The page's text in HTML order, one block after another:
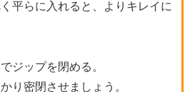
平らに入れると、よりキレイに
ジップを閉める。
り密閉させましょう。